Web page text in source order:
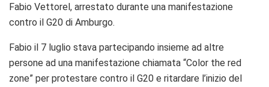
Fabio Vettorel, arrestato durante una manifestazione
contro il G20 di Amburgo.
Fabio il 7 luglio stava partecipando insieme ad altre
persone ad una manifestazione chiamata “Color the red
zone” per protestare contro il G20 e ritardare l’inizio del